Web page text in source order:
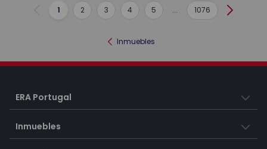
Anterior
1 2 3 4 5 ... 1076
Inmuebles
ERA Portugal
Inmuebles